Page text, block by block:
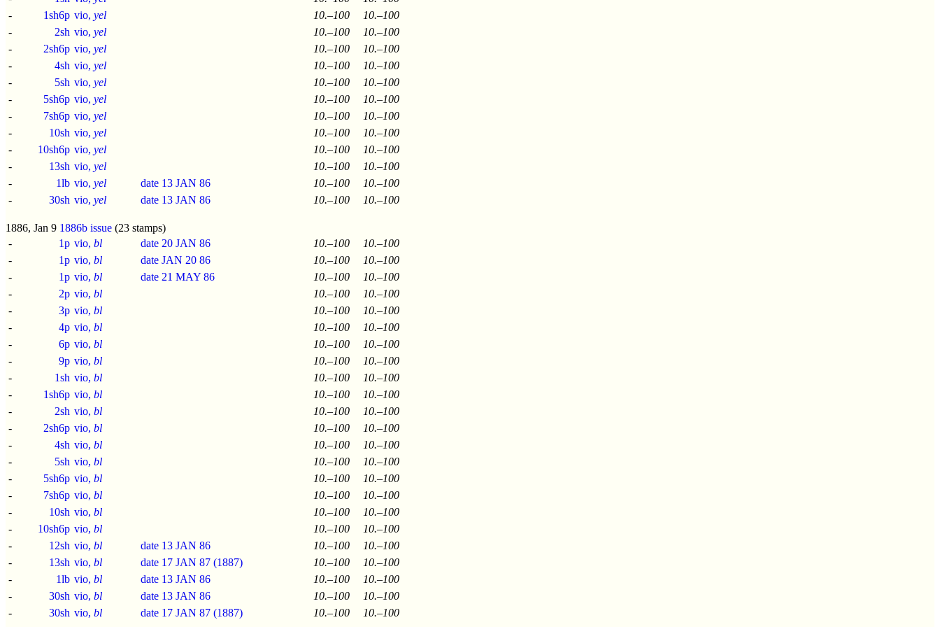
-
1sh6p vio, yel 10.–100
10.–100
-
2sh vio, yel 10.–100
10.–100
-
2sh6p vio, yel 10.–100
10.–100
-
4sh vio, yel 10.–100
10.–100
-
5sh vio, yel 10.–100
10.–100
-
5sh6p vio, yel 10.–100
10.–100
-
7sh6p vio, yel 10.–100
10.–100
-
10sh vio, yel 10.–100
10.–100
-
10sh6p vio, yel 10.–100
10.–100
-
13sh vio, yel 10.–100
10.–100
-
1lb vio, yel date 13 JAN 86 10.–100
10.–100
-
30sh vio, yel date 13 JAN 86 10.–100 10.–100
1886, Jan 9 1886b issue (23 stamps)
-
1p vio, bl date 20 JAN 86 10.–100
10.–100
-
1p vio, bl date JAN 20 86 10.–100
10.–100
-
1p vio, bl date 21 MAY 86 10.–100
10.–100
-
2p vio, bl 10.–100
10.–100
-
3p vio, bl 10.–100
10.–100
-
4p vio, bl 10.–100
10.–100
-
6p vio, bl 10.–100
10.–100
-
9p vio, bl 10.–100
10.–100
-
1sh vio, bl 10.–100
10.–100
-
1sh6p vio, bl 10.–100
10.–100
-
2sh vio, bl 10.–100
10.–100
-
2sh6p vio, bl 10.–100
10.–100
-
4sh vio, bl 10.–100
10.–100
-
5sh vio, bl 10.–100
10.–100
-
5sh6p vio, bl 10.–100
10.–100
-
7sh6p vio, bl 10.–100
10.–100
-
10sh vio, bl 10.–100
10.–100
-
10sh6p vio, bl 10.–100
10.–100
-
12sh vio, bl date 13 JAN 86 10.–100
10.–100
-
13sh vio, bl date 17 JAN 87 (1887) 10.–100
10.–100
-
1lb vio, bl date 13 JAN 86 10.–100
10.–100
-
30sh vio, bl date 13 JAN 86 10.–100
10.–100
-
30sh vio, bl date 17 JAN 87 (1887) 10.–100 10.–100